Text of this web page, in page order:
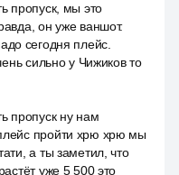
пропуск, мы это
он уже ваншот.
сегодня плейс.
сильно у Чижиков то
пропуск ну нам
пройти хрю хрю мы
а ты заметил, что
уже 5 500 это